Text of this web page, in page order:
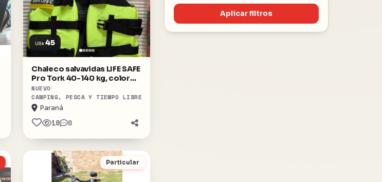
Aplicar filtros
US$ 45
Chaleco salvavidas LIFE SAFE
Pro Tork 40-140 kg, color
Amarillo/Naranja - Talla
única
NUEVO
CAMPING, PESCA Y TIEMPO LIBRE
Paraná
18 0
Particular